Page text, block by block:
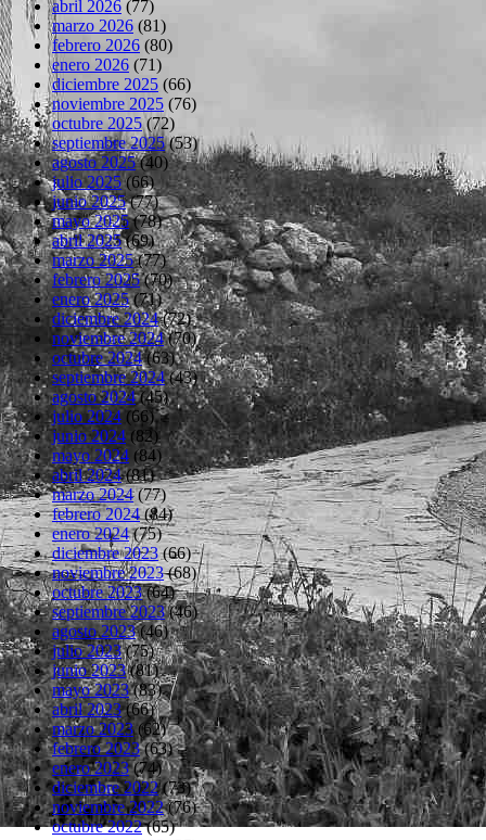
abril 2026 (77)
marzo 2026 (81)
febrero 2026 (80)
enero 2026 (71)
diciembre 2025 (66)
noviembre 2025 (76)
octubre 2025(72)
septiembre 2025(53)
agosto 2025(40)
julio 2025(66)
junio 2025(77)
mayo 2025(78)
abril 2025(69)
marzo 2025(77)
febrero 2025(70)
enero 2025(71)
diciembre 2024(72)
noviembre 2024(70)
octubre 2024(63)
septiembre 2024(43)
agosto 2024(45)
julio 2024(66)
junio 2024 (82)
mayo 2024 (84)
abril 2024(81)
marzo 2024(77)
febrero 2024(84)
enero 2024(75)
diciembre 2023(66)
noviembre 2023(68)
octubre 2023(64)
septiembre 2023(46)
agosto 2023(46)
julio 2023(75)
junio 2023(81)
mayo 2023(83)
abril 2023(66)
marzo 2023(62)
febrero 2023(63)
enero 2023(74)
diciembre 2022(73)
noviembre 2022(76)
octubre 2022(65)